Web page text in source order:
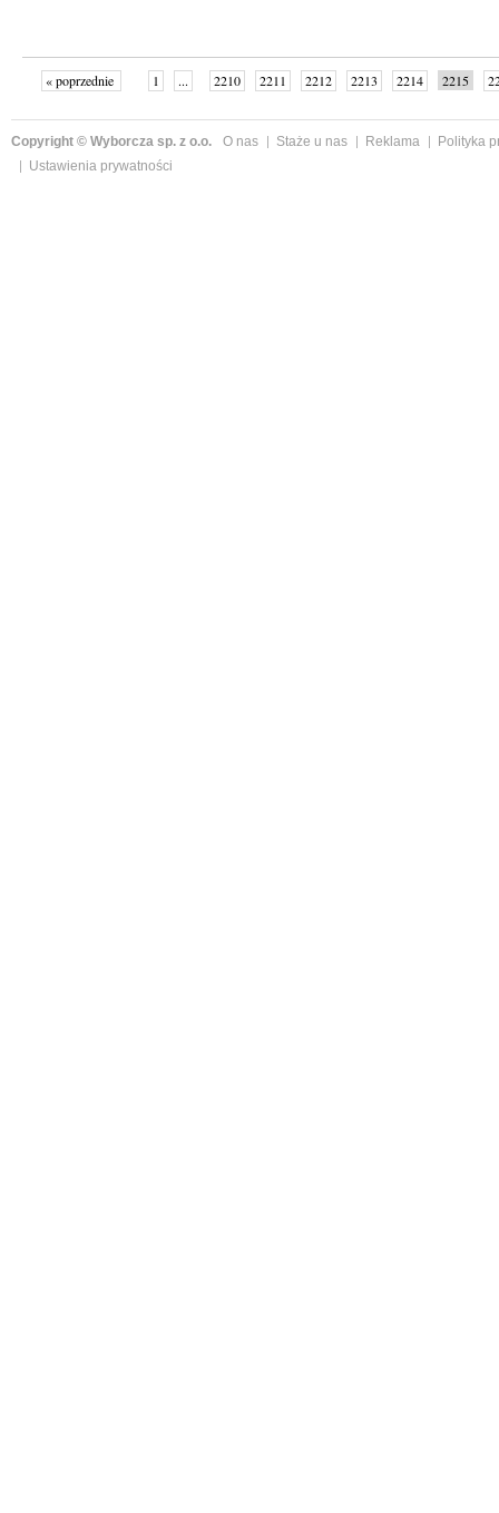
« poprzednie 1 ... 2210 2211 2212 2213 2214 2215
Copyright © Wyborcza sp. z o.o. O nas Staże u nas Reklama
Polityka
Ustawienia prywatności